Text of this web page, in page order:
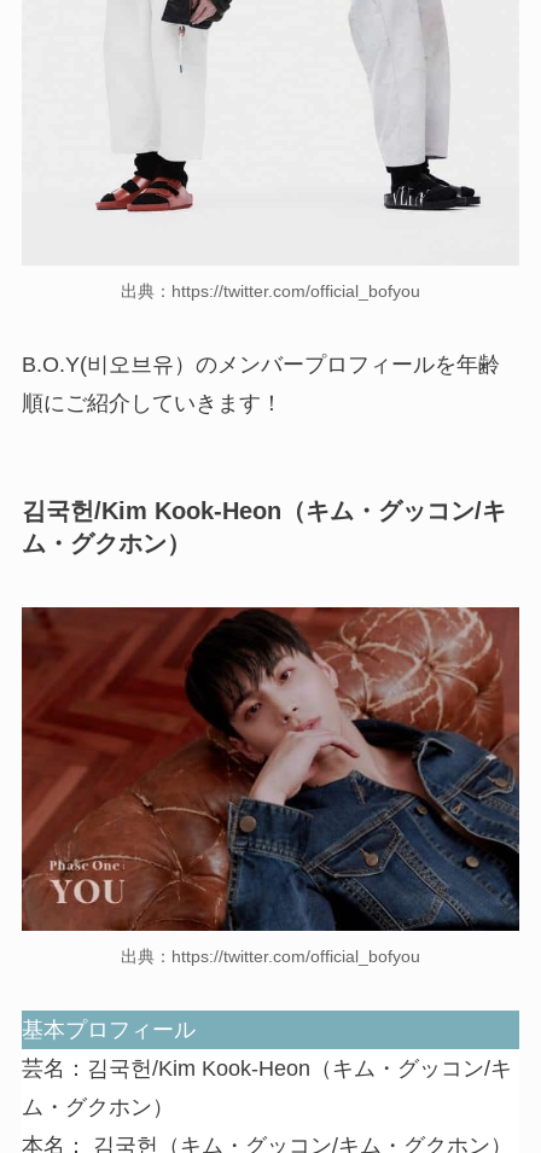
出典：https://twitter.com/official_bofyou
B.O.Y(비오브유）のメンバープロフィールを年齢
順にご紹介していきます！
김국헌/Kim Kook-Heon（キム・グッコン/キ
ム・グクホン）
出典：https://twitter.com/official_bofyou
基本プロフィール
芸名：김국헌/Kim Kook-Heon（キム・グッコン/キ
ム・グクホン）
本名： 김국헌（キム・グッコン/キム・グクホン）